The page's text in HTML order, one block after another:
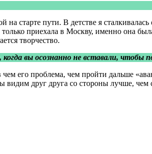
старте пути. В детстве я
приехала в Москву, именно она
творчество.
вы осознанно не вставали, чтобы
чем его проблема, чем пройти дальше
друг друга со стороны лучше, чем